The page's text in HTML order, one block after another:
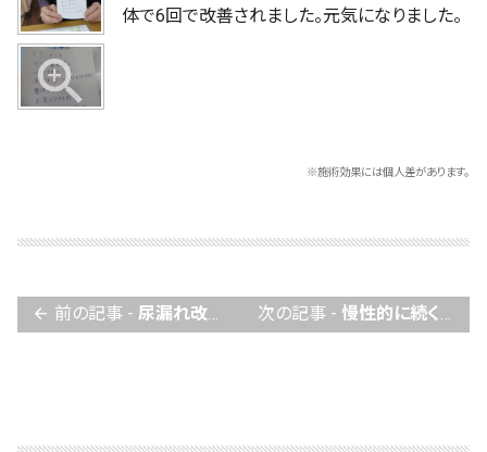
体で6回で改善されました。元気になりました。
※施術効果には個人差があります。
arrow_back 前の記事 - 尿漏れ改善！尿漏れSTOPは、仙腸関節矯正（AKA）で解決できます。 次の記事 - 慢性的に続くぎっくり腰がよくなりました。